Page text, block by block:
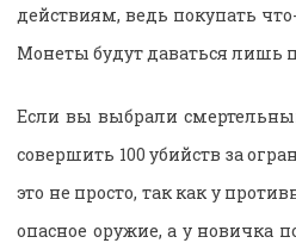
действиям, ведь покупать
Монеты будут даваться лишь
Если вы выбрали
совершить 100 убийств за
это не просто, так как у
опасное оружие, а у новичка